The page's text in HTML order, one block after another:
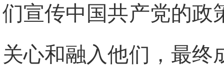
们宣传中国共产党的政
关心和融入他们，最终